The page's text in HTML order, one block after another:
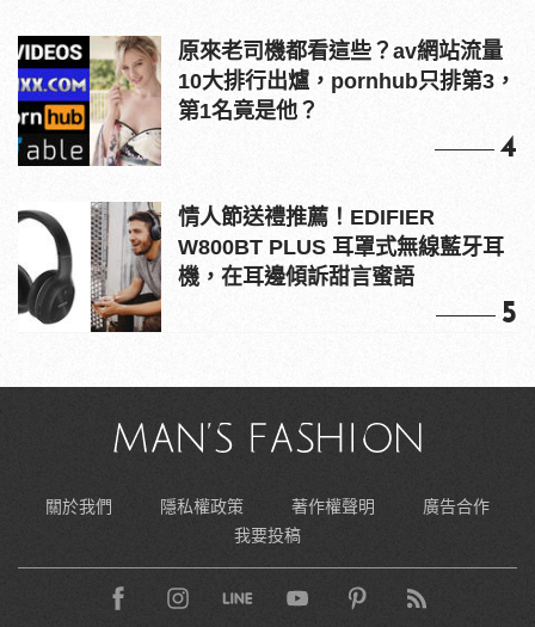
原來老司機都看這些？av網站流量
10大排行出爐，pornhub只排第3，
第1名竟是他？
4
情人節送禮推薦！EDIFIER
W800BT PLUS 耳罩式無線藍牙耳
機，在耳邊傾訴甜言蜜語
5
關於我們 隱私權政策 著作權聲明
廣告合作
我要投稿